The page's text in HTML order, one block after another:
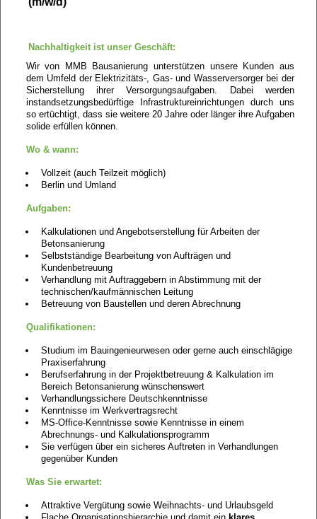
Nachhaltigkeit ist unser Geschäft:
Wir von MMB Bausanierung unterstützen unsere Kunden aus
dem Umfeld der Elektrizitäts-, Gas- und Wasserversorger bei der
Sicherstellung ihrer Versorgungsaufgaben. Dabei werden
instandsetzungs­bedürftige Infrastruktureinrichtungen durch uns
so ertüchtigt, dass sie weitere 20 Jahre oder länger ihre Aufgaben
solide erfüllen können.
Wo & wann:
Vollzeit (auch Teilzeit möglich)
Berlin und Umland
Aufgaben:
Kalkulationen und Angebotserstellung für Arbeiten der
Betonsanierung
Selbstständige Bearbeitung von Aufträgen und
Kundenbetreuung
Verhandlung mit Auftraggebern in Abstimmung mit der
technischen/kaufmännischen Leitung
Betreuung von Baustellen und deren Abrechnung
Qualifikationen:
Studium im Bauingenieurwesen oder gerne auch einschlägige
Praxiserfahrung
Berufserfahrung in der Projektbetreuung & Kalkulation im
Bereich Betonsanierung wünschenswert
Verhandlungssichere Deutschkenntnisse
Kenntnisse im Werkvertragsrecht
MS-Office-Kenntnisse sowie Kenntnisse in einem
Abrechnungs- und Kalkulationsprogramm
Sie verfügen über ein sicheres Auftreten in Verhandlungen
gegenüber Kunden
Was Sie erwartet:
Attraktive Vergütung sowie Weihnachts- und Urlaubsgeld